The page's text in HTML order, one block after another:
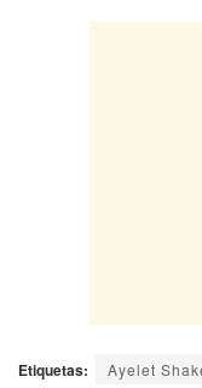
Etiquetas: Ayelet